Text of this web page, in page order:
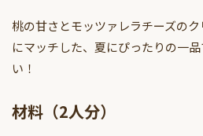
桃の甘さとモッツァレラチーズの
にマッチした、夏にぴったりの一
い！
材料（2人分）